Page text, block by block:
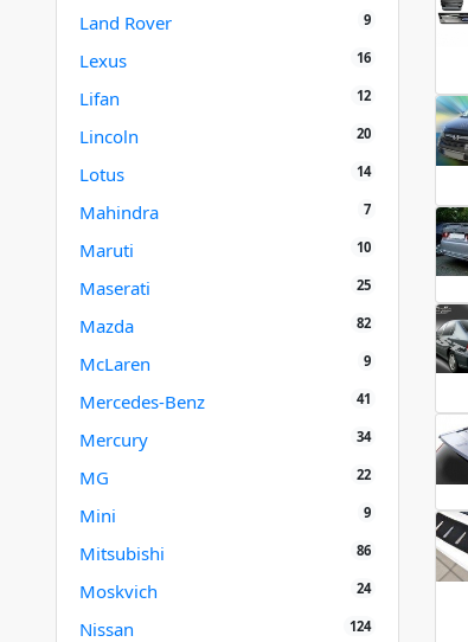
Land Rover 9
Lexus 16
Lifan 12
Lincoln 20
Lotus 14
Mahindra 7
Maruti 10
Maserati 25
Mazda 82
McLaren 9
Mercedes-Benz 41
Mercury 34
MG 22
Mini 9
Mitsubishi 86
Moskvich 24
Nissan 124